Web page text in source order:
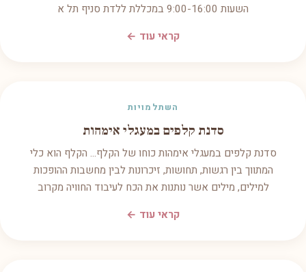
השעות 9:00-16:00 במכללת ללדת סניף תל א
קראי עוד ←
השתלמויות
סדנת קלפים במעגלי אימהות
סדנת קלפים במעגלי אימהות כוחו של הקלף... הקלף הוא כלי
המתווך בין רגשות, תחושות, זיכרונות לבין מחשבות ההופכות
למילים, מילים אשר נותנות את הכח לעיבוד החוויה מקרוב
קראי עוד ←